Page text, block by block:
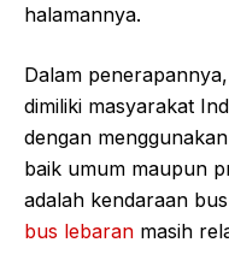
halamannya.
Dalam
dimiliki masyarakat
dengan
baik umum maupun
adalah kendaraan
bus lebaran masih